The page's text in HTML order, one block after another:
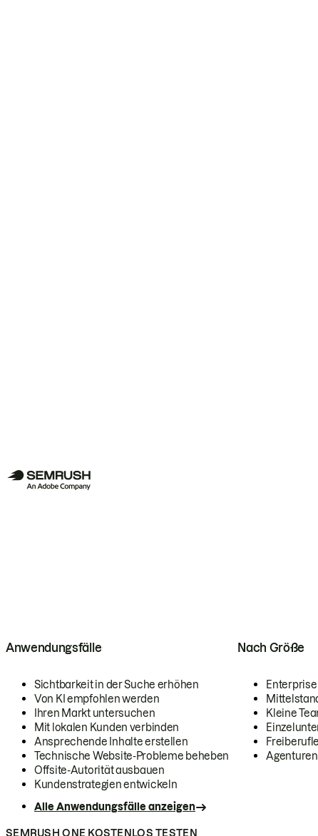
Anwendungsfälle
Sichtbarkeit in der Suche erhöhen
Von KI empfohlen werden
Ihren Markt untersuchen
Mit lokalen Kunden verbinden
Ansprechende Inhalte erstellen
Technische Website-Probleme beheben
Offsite-Autorität ausbauen
Kundenstrategien entwickeln
Alle Anwendungsfälle anzeigen
Nach Größe
Enterprise
Kleine
Agenturen
SEMRUSH ONE KOSTENLOS TESTEN